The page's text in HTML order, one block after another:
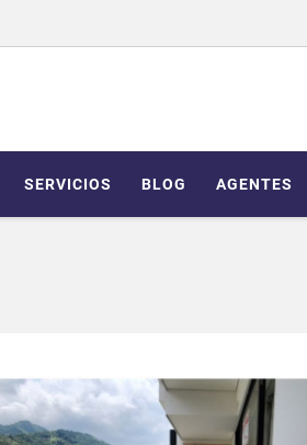
SERVICIOS BLOG AGENTES